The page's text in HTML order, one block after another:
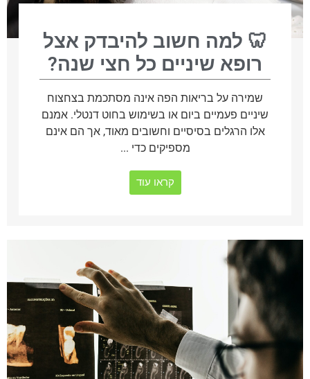
🦷 למה חשוב להיבדק אצל
רופא שיניים כל חצי שנה?
שמירה על בריאות הפה אינה מסתכמת בצחצוח
שיניים פעמיים ביום או בשימוש בחוט דנטלי. אמנם
אלו הרגלים בסיסיים וחשובים מאוד, אך הם אינם
מספיקים כדי ...
קראו עוד